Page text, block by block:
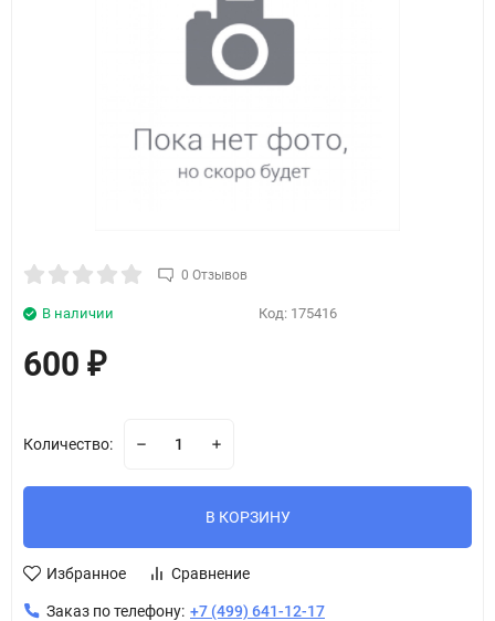
0 Отзывов
Код: 175416
В наличии
600 ₽
Количество:
В КОРЗИНУ
Избранное Сравнение
Заказ по телефону: +7 (499) 641-12-17